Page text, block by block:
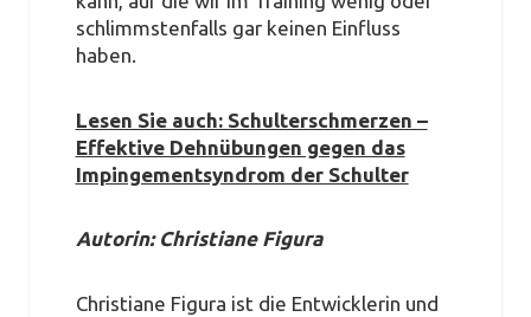
schlimmstenfalls gar keinen Einfluss
haben.
Lesen Sie auch: Schulterschmerzen –
Effektive Dehnübungen gegen das
Impingementsyndrom der Schulter
Autorin: Christiane Figura
Christiane Figura ist die Entwicklerin und